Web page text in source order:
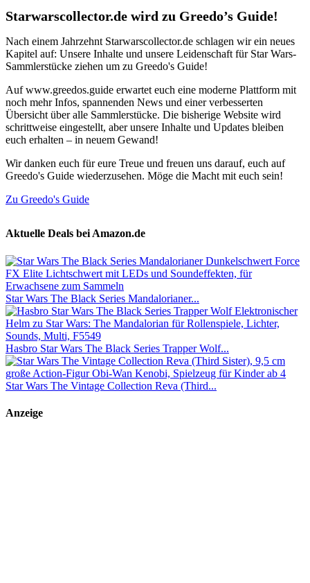
Starwarscollector.de wird zu Greedo’s Guide!
Nach einem Jahrzehnt Starwarscollector.de schlagen wir ein neues
Kapitel auf: Unsere Inhalte und unsere Leidenschaft für Star Wars-
Sammlerstücke ziehen um zu Greedo's Guide!
Auf www.greedos.guide erwartet euch eine moderne Plattform mit
noch mehr Infos, spannenden News und einer verbesserten
Übersicht über alle Sammlerstücke. Die bisherige Website wird
schrittweise eingestellt, aber unsere Inhalte und Updates bleiben
euch erhalten – in neuem Gewand!
Wir danken euch für eure Treue und freuen uns darauf, euch auf
Greedo's Guide wiederzusehen. Möge die Macht mit euch sein!
Zu Greedo's Guide
Aktuelle Deals bei Amazon.de
Star Wars The Black Series Mandalorianer...
Hasbro Star Wars The Black Series Trapper Wolf...
Star Wars The Vintage Collection Reva (Third...
Anzeige